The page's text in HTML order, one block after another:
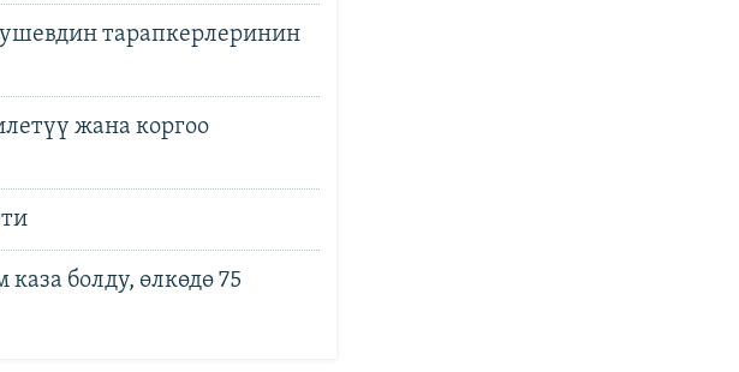
тарапкерлеринин
жана коргоо
болду, өлкөдө 75